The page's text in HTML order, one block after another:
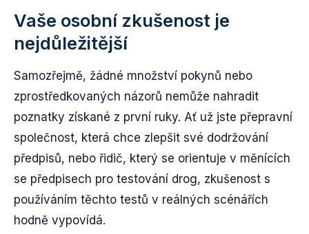
Vaše osobní zkušenost je
nejdůležitější
Samozřejmě, žádné množství pokynů nebo
zprostředkovaných názorů nemůže nahradit
poznatky získané z první ruky. Ať už jste přepravní
společnost, která chce zlepšit své dodržování
předpisů, nebo řidič, který se orientuje v měnících
se předpisech pro testování drog, zkušenost s
používáním těchto testů v reálných scénářích
hodně vypovídá.